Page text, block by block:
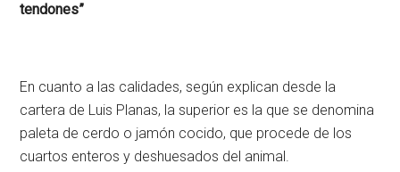
tendones”
En cuanto a las calidades, según explican desde la
cartera de Luis Planas, la superior es la que se denomina
paleta de cerdo o jamón cocido, que procede de los
cuartos enteros y deshuesados del animal.